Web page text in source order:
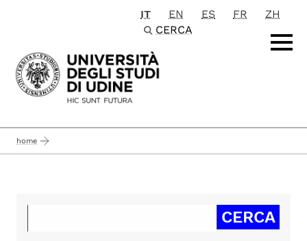
Passa al contenuto principale
IT EN ES FR
ZH
CERCA
home